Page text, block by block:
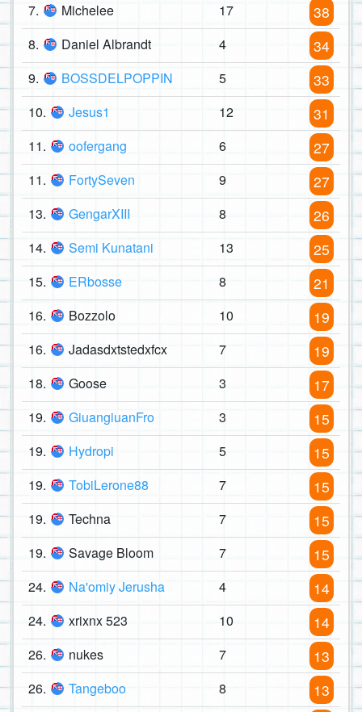
7. Michelee 17 38
8. Daniel Albrandt 4 34
9. BOSSDELPOPPIN 5 33
10. Jesus1 12 31
11. oofergang 6 27
11. FortySeven 9 27
13. GengarXIII 8 26
14. Semi Kunatani 13 25
15. ERbosse 8 21
16. Bozzolo 10 19
16. Jadasdxtstedxfcx 7 19
18. Goose 3 17
19. GiuangiuanFro 3 15
19. Hydropi 5 15
19. TobiLerone88 7 15
19. Techna 7 15
19. Savage Bloom 7 15
24. Na'omiy Jerusha 4 14
24. xrixnx 523 10 14
26. nukes 7 13
26. Tangeboo 8 13